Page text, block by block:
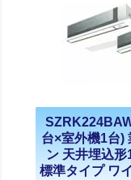
台×室外機1台)
ン 天井埋込
標準タイプ ワ